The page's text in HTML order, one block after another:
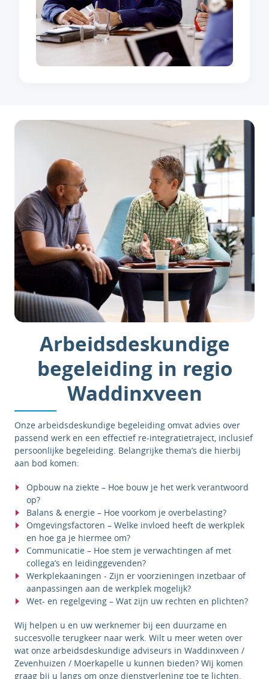
Arbeidsdeskundige
begeleiding in regio
Waddinxveen
Onze arbeidsdeskundige begeleiding omvat advies over
passend werk en een effectief re-integratietraject, inclusief
persoonlijke begeleiding. Belangrijke thema’s die hierbij
aan bod komen:
Opbouw na ziekte – Hoe bouw je het werk verantwoord
op?
Balans & energie – Hoe voorkom je overbelasting?
Omgevingsfactoren – Welke invloed heeft de werkplek
en hoe ga je hiermee om?
Communicatie – Hoe stem je verwachtingen af met
collega’s en leidinggevenden?
Werkplekaaningen - Zijn er voorzieningen inzetbaar of
aanpassingen aan de werkplek mogelijk?
Wet- en regelgeving – Wat zijn uw rechten en plichten?
Wij helpen u en uw werknemer bij een duurzame en
succesvolle terugkeer naar werk. Wilt u meer weten over
wat onze arbeidsdeskundige adviseurs in Waddinxveen /
Zevenhuizen / Moerkapelle u kunnen bieden? Wij komen
graag bij u langs om onze dienstverlening toe te lichten.